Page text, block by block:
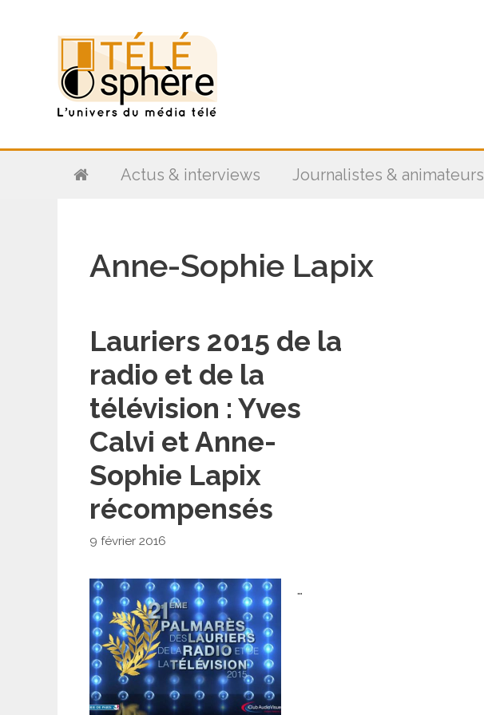
Actus & interviews Journalistes & animateurs
Anne-Sophie Lapix
Lauriers 2015 de la
radio et de la
télévision : Yves
Calvi et Anne-
Sophie Lapix
récompensés
9 février 2016
…